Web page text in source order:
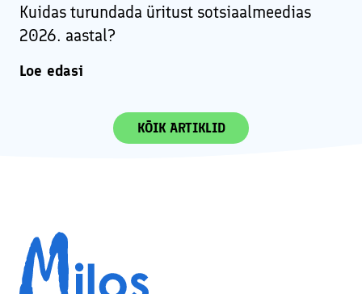
Kuidas turundada üritust sotsiaalmeedias
2026. aastal?
Loe edasi
KÕIK ARTIKLID